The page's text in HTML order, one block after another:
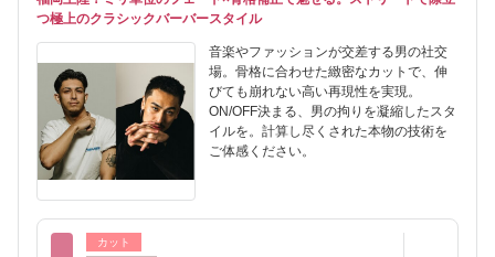
つ極上のクラシックバーバースタイル
音楽やファッションが交差する男の社交
場。骨格に合わせた緻密なカットで、伸
びても崩れない高い再現性を実現。
ON/OFF決まる、男の拘りを凝縮したスタ
イルを。計算し尽くされた本物の技術を
ご体感ください。
カット